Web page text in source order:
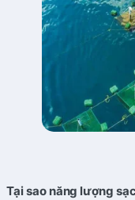
Tại sao năng lượng